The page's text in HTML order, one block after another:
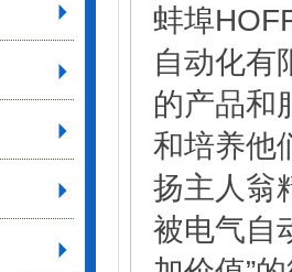
蚌埠
自动化有
的产品和
和培养他
扬主人翁
被电气自